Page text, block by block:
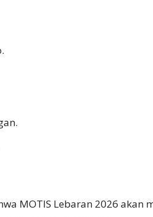
MOTIS Lebaran 2026 akan